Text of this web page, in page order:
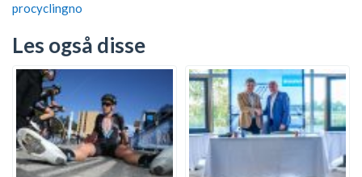
procyclingno
Les også disse